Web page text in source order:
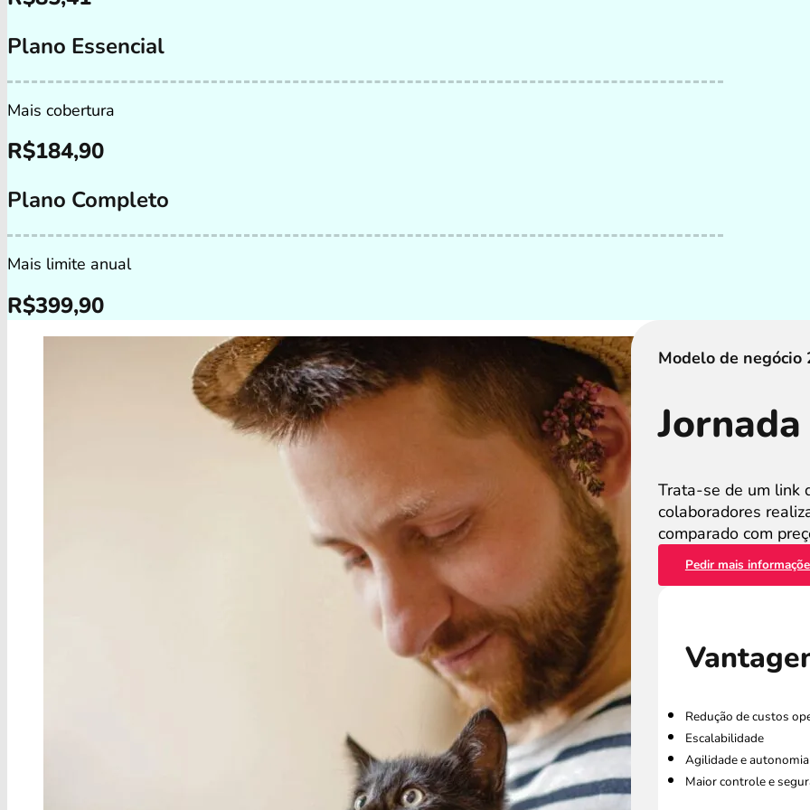
Plano Essencial
Mais cobertura
R$184,90
Plano Completo
Mais limite anual
R$399,90
Modelo de negócio
Trata-se de um link
colaboradores
comparado com
Pedir mais
Redução de custos
Escalabilidade
Agilidade e
Maior controle e